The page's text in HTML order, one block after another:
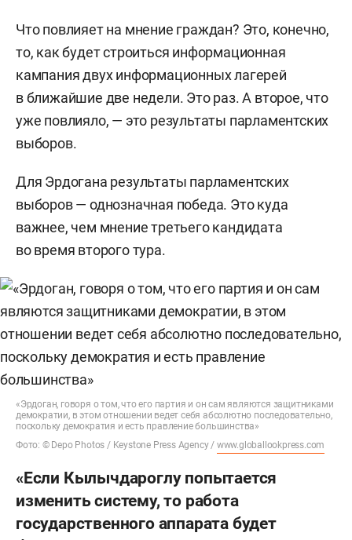
Что повлияет на мнение граждан? Это, конечно,
то, как будет строиться информационная
кампания двух информационных лагерей
в ближайшие две недели. Это раз. А второе, что
уже повлияло, — это результаты парламентских
выборов.
Для Эрдогана результаты парламентских
выборов — однозначная победа. Это куда
важнее, чем мнение третьего кандидата
во время второго тура.
«Эрдоган, говоря о том, что его партия и он сам являются защитниками
демократии, в этом отношении ведет себя абсолютно последовательно,
поскольку демократия и есть правление большинства»
Фото: © Depo Photos / Keystone Press Agency / www.globallookpress.com
«Если Кылычдароглу попытается
изменить систему, то работа
государственного аппарата будет